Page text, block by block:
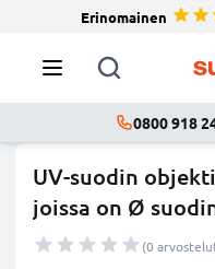
Erinomainen
0800 918
UV-suodin
joissa on Ø
(0